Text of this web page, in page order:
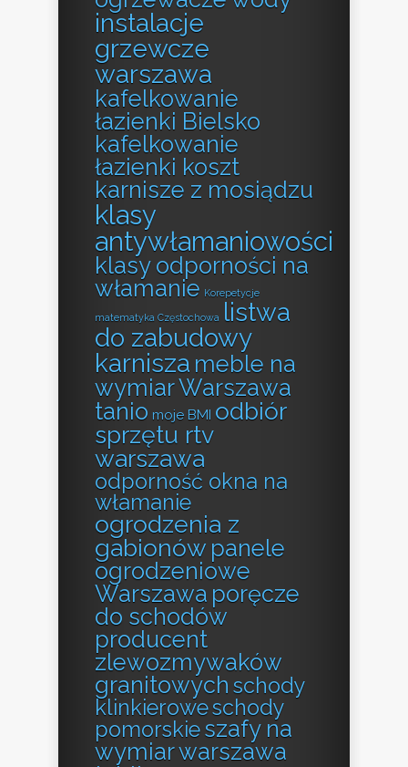
instalacje
grzewcze
warszawa
kafelkowanie
łazienki Bielsko
kafelkowanie
łazienki koszt
karnisze z mosiądzu
klasy
antywłamaniowości
klasy odporności na
włamanie Korepetycje
matematyka Częstochowa listwa
do zabudowy
karnisza meble na
wymiar Warszawa
tanio moje BMI odbiór
sprzętu rtv
warszawa
odporność okna na
włamanie
ogrodzenia z
gabionów panele
ogrodzeniowe
Warszawa poręcze
do schodów
producent
zlewozmywaków
granitowych schody
klinkieroweschody
pomorskieszafy na
wymiar warszawa